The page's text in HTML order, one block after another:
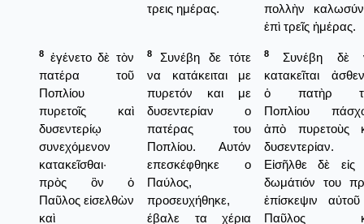
τρεις ημέρας.
πολλὴν
ἐπὶ τρεῖς ἡμέρας.
8
ἐγένετο δὲ τὸν
πατέρα τοῦ
Ποπλίου
πυρετοῖς καὶ
δυσεντερίῳ
συνεχόμενον
κατακεῖσθαι·
πρὸς ὃν ὁ
Παῦλος εἰσελθὼν
καὶ
8
Συνέβη δε τότε
να κατάκειται με
πυρετόν και με
δυσεντερίαν ο
πατέρας του
Ποπλίου. Αυτόν
επεσκέφθηκε ο
Παύλος,
προσευχήθηκε,
έβαλε τα χέρια
8
Συνέβη δὲ
κατακεῖται
ὁ πατὴρ
Ποπλίου
ἀπὸ πυρετοὺς
δυσεντερίαν.
Εἰσῆλθε δὲ εἰς
δωμάτιόν του
ἐπίσκεψιν
Παῦλος